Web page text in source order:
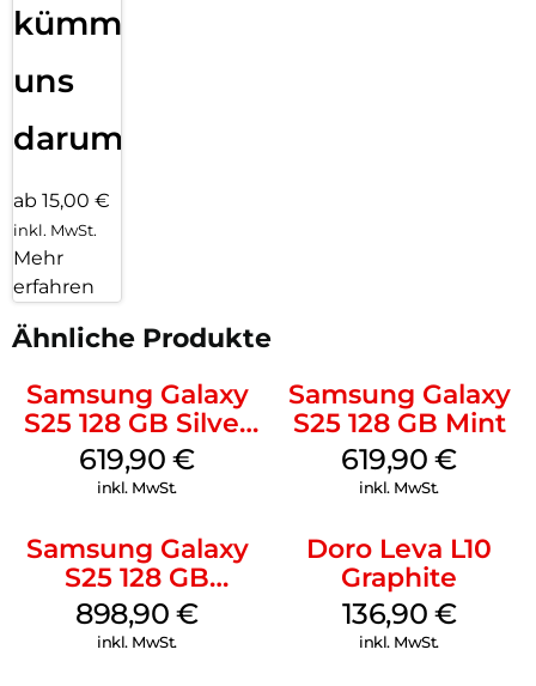
kümmern
uns
darum!
ab 15,00 €
inkl. MwSt.
Mehr
erfahren
Ähnliche Produkte
Samsung Galaxy
S25 128 GB Silver
Shadow
619,90€
inkl. MwSt.
Samsung Galaxy
S25 128 GB Mint
619,90€
inkl. MwSt.
Samsung Galaxy
S25 128 GB
Icyblue
898,90€
inkl. MwSt.
Doro Leva L10
Graphite
136,90 €
inkl. MwSt.